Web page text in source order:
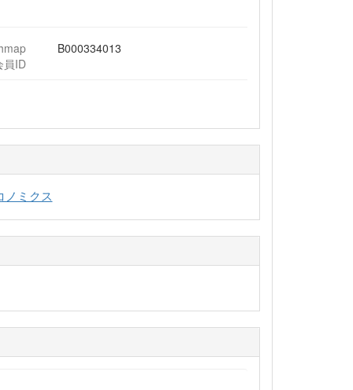
員ID
B000334013
ノミクス